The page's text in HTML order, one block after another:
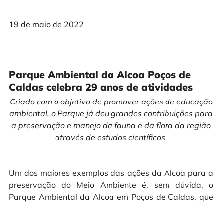
19 de maio de 2022
Parque Ambiental da Alcoa Poços de
Caldas celebra 29 anos de atividades
Criado com o objetivo de promover ações de educação
ambiental, o Parque já deu grandes contribuições para
a preservação e manejo da fauna e da flora da região
através de estudos científicos
Um dos maiores exemplos das ações da Alcoa para a
preservação do Meio Ambiente é, sem dúvida, o
Parque Ambiental da Alcoa em Poços de Caldas, que